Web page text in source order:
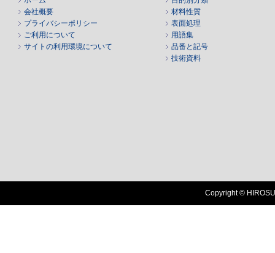
会社概要
プライバシーポリシー
ご利用について
サイトの利用環境について
材料性質
表面処理
用語集
品番と記号
技術資料
Copyright ©